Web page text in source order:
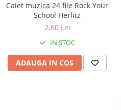
Caiet muzica 24 file Rock Your
School Herlitz
2,60 Lei
IN STOC
ADAUGA IN COS